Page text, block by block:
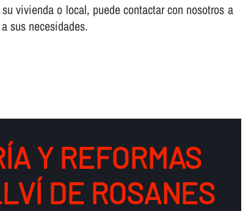
vivienda o local, puede contactar con nosotros a
sus necesidades.
Y REFORMAS
DE ROSANES